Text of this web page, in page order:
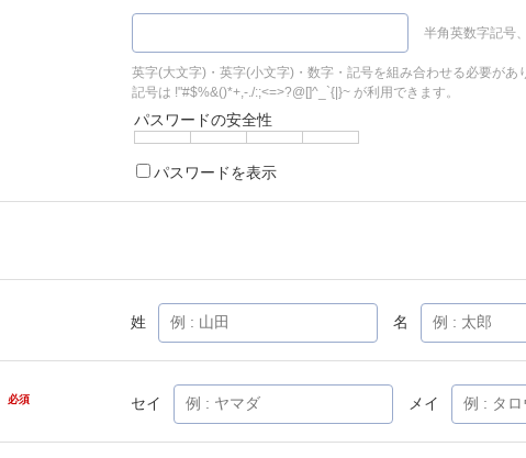
半角英数字記号
英字(大文字)・英字(小文字)・数字・記号を組み合わせる必要があ
記号は !"#$%&()*+,-./:;<=>?@[]^_`{|}~ が利用できます。
パスワードの安全性
パスワードを表示
姓 名
必須 セイ メイ